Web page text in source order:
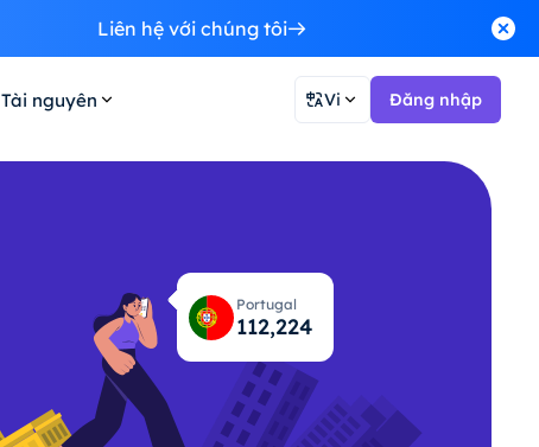
Liên hệ với chúng tôi
Tài nguyên Vi Đăng nhập
Portugal
112,261